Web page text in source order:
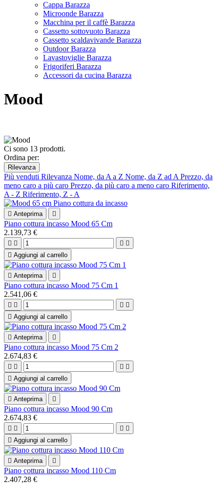
Cappa Barazza
Microonde Barazza
Macchina per il caffè Barazza
Cassetto sottovuoto Barazza
Cassetto scaldavivande Barazza
Outdoor Barazza
Lavastoviglie Barazza
Frigoriferi Barazza
Accessori da cucina Barazza
Mood
Ci sono 13 prodotti.
Ordina per:
Rilevanza
Più venduti Rilevanza Nome, da A a Z Nome, da Z ad A Prezzo, da
meno caro a più caro Prezzo, da più caro a meno caro Riferimento,
A - Z Riferimento, Z - A
 Anteprima 
Piano cottura incasso Mood 65 Cm
2.139,73 €
   
 Aggiungi al carrello
 Anteprima 
Piano cottura incasso Mood 75 Cm 1
2.541,06 €
   
 Aggiungi al carrello
 Anteprima 
Piano cottura incasso Mood 75 Cm 2
2.674,83 €
   
 Aggiungi al carrello
 Anteprima 
Piano cottura incasso Mood 90 Cm
2.674,83 €
   
 Aggiungi al carrello
 Anteprima 
Piano cottura incasso Mood 110 Cm
2.407,28 €